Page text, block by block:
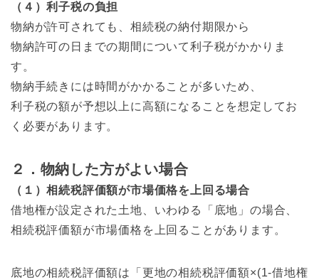
（４）利子税の負担
物納が許可されても、相続税の納付期限から
物納許可の日までの期間について利子税がかかりま
す。
物納手続きには時間がかかることが多いため、
利子税の額が予想以上に高額になることを想定してお
く必要があります。
２．物納した方がよい場合
（１）相続税評価額が市場価格を上回る場合
借地権が設定された土地、いわゆる「底地」の場合、
相続税評価額が市場価格を上回ることがあります。
底地の相続税評価額は「更地の相続税評価額×(1-借地権